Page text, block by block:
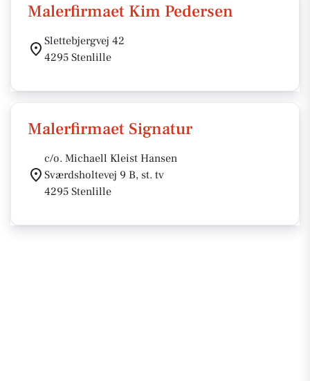
Malerfirmaet Kim Pedersen
Slettebjergvej 42
4295 Stenlille
Malerfirmaet Signatur
c/o. Michaell Kleist Hansen
Sværdsholtevej 9 B, st. tv
4295 Stenlille